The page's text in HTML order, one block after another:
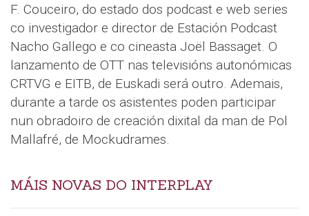
F. Couceiro, do estado dos podcast e web series
co investigador e director de Estación Podcast
Nacho Gallego e co cineasta Joël Bassaget. O
lanzamento de OTT nas televisións autonómicas
CRTVG e EITB, de Euskadi será outro. Ademais,
durante a tarde os asistentes poden participar
nun obradoiro de creación dixital da man de Pol
Mallafré, de Mockudrames.
MÁIS NOVAS DO INTERPLAY